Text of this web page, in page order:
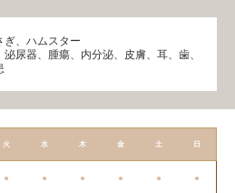
ぎ、ハムスター
尿器、腫瘍、内分泌、⽪膚、耳、歯、
火 水 木 金 土 日
● ● ● ● ● ●